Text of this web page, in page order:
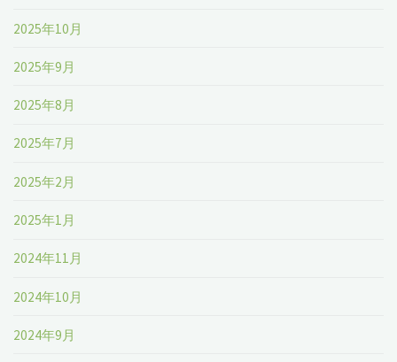
2025年10月
2025年9月
2025年8月
2025年7月
2025年2月
2025年1月
2024年11月
2024年10月
2024年9月